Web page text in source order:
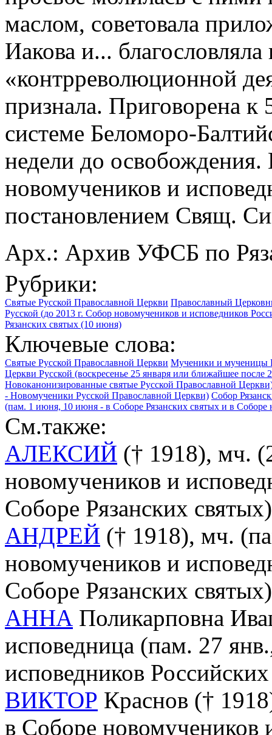
маслом, советовала
Иакова и...
«контрреволюционной
признала. Приговорена
системе Беломоро-
недели до
новомучеников и
постановлением Свящ.
Арх.: Архив УФСБ по
Рубрики:
Святые Русской Православной Церкви Православный
Русской (до 2013 г. Собор новомучеников и исповедников
Рязанских святых (10 июня)
Ключевые слова:
Святые Русской Православной Церкви Мученики и мученицы
Церкви Русской (воскресенье 25 января или ближайшее после
Новоканонизированные святые Русской Православной
- Новомученики Русской Православной Церкви) Собор
(пам. 1 июня, 10 июня - в Соборе Рязанских святых и в Соборе
См.также:
АЛЕКСИЙ († 1918), мч.
новомучеников и
Соборе Рязанских святых)
АНДРЕЙ († 1918), мч.
новомучеников и
Соборе Рязанских святых)
АННА Поликарповна
исповедница (пам. 27
исповедников
ВИКТОР Краснов (†
в Соборе новомучеников